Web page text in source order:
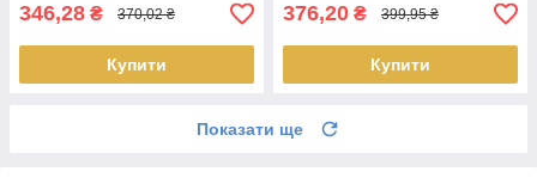
346,28 ₴ 370,02 ₴
Купити
376,20 ₴ 399,95 ₴
Купити
Показати ще